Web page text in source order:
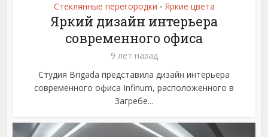
Стеклянные перегородки • Яркие цвета
Яркий дизайн интерьера
современного офиса
9 лет назад
Студия Brigada представила дизайн интерьера
современного офиса Infinum, расположенного в
Загребе...